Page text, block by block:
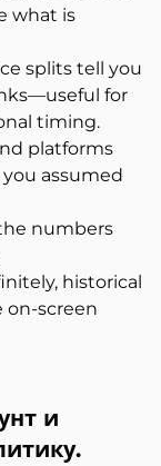
what is
splits tell you
for
timing.
platforms
assumed
numbers
historical
screen
и